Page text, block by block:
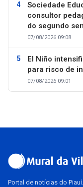
Sociedade
consultor
do segundo
07/08/2026 09:08
El Niño
para risco de
07/08/2026 09:01
Portal de notícias do